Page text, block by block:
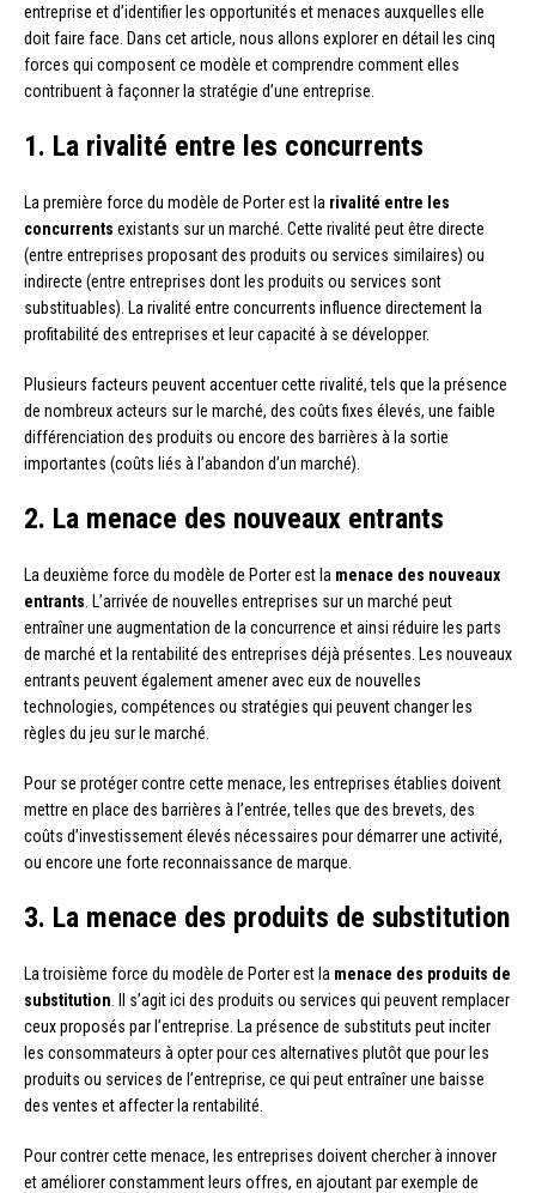
entreprise et d’identifier les opportunités et menaces auxquelles elle
doit faire face. Dans cet article, nous allons explorer en détail les cinq
forces qui composent ce modèle et comprendre comment elles
contribuent à façonner la stratégie d’une entreprise.
1. La rivalité entre les concurrents
La première force du modèle de Porter est la rivalité entre les
concurrents existants sur un marché. Cette rivalité peut être directe
(entre entreprises proposant des produits ou services similaires) ou
indirecte (entre entreprises dont les produits ou services sont
substituables). La rivalité entre concurrents influence directement la
profitabilité des entreprises et leur capacité à se développer.
Plusieurs facteurs peuvent accentuer cette rivalité, tels que la présence
de nombreux acteurs sur le marché, des coûts fixes élevés, une faible
différenciation des produits ou encore des barrières à la sortie
importantes (coûts liés à l’abandon d’un marché).
2. La menace des nouveaux entrants
La deuxième force du modèle de Porter est la menace des nouveaux
entrants . L’arrivée de nouvelles entreprises sur un marché peut
entraîner une augmentation de la concurrence et ainsi réduire les parts
de marché et la rentabilité des entreprises déjà présentes. Les nouveaux
entrants peuvent également amener avec eux de nouvelles
technologies, compétences ou stratégies qui peuvent changer les
règles du jeu sur le marché.
Pour se protéger contre cette menace, les entreprises établies doivent
mettre en place des barrières à l’entrée, telles que des brevets, des
coûts d’investissement élevés nécessaires pour démarrer une activité,
ou encore une forte reconnaissance de marque.
3. La menace des produits de substitution
La troisième force du modèle de Porter est la menace des produits de
substitution . Il s’agit ici des produits ou services qui peuvent remplacer
ceux proposés par l’entreprise. La présence de substituts peut inciter
les consommateurs à opter pour ces alternatives plutôt que pour les
produits ou services de l’entreprise, ce qui peut entraîner une baisse
des ventes et affecter la rentabilité.
Pour contrer cette menace, les entreprises doivent chercher à innover
et améliorer constamment leurs offres, en ajoutant par exemple de